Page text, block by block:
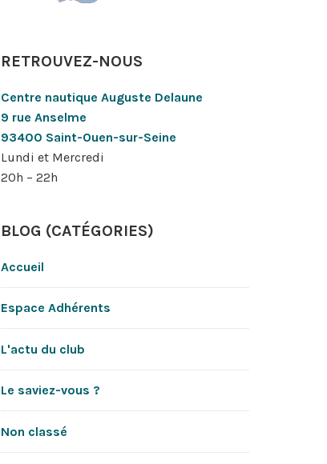
RETROUVEZ-NOUS
Centre nautique Auguste Delaune
9 rue Anselme
93400 Saint-Ouen-sur-Seine
Lundi et Mercredi
20h – 22h
BLOG (CATÉGORIES)
Accueil
Espace Adhérents
L'actu du club
Le saviez-vous ?
Non classé